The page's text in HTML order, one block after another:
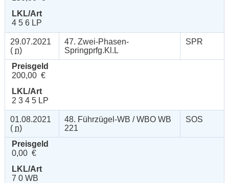
LKL/Art
4 5 6 LP
29.07.2021
( n)
47. Zwei-Phasen-
Springprfg.Kl.L
SPR
Preisgeld
200,00 €
LKL/Art
2 3 4 5 LP
01.08.2021
( n)
48. Führzügel-WB / WBO WB
221
SOS
Preisgeld
0,00 €
LKL/Art
7 0 WB